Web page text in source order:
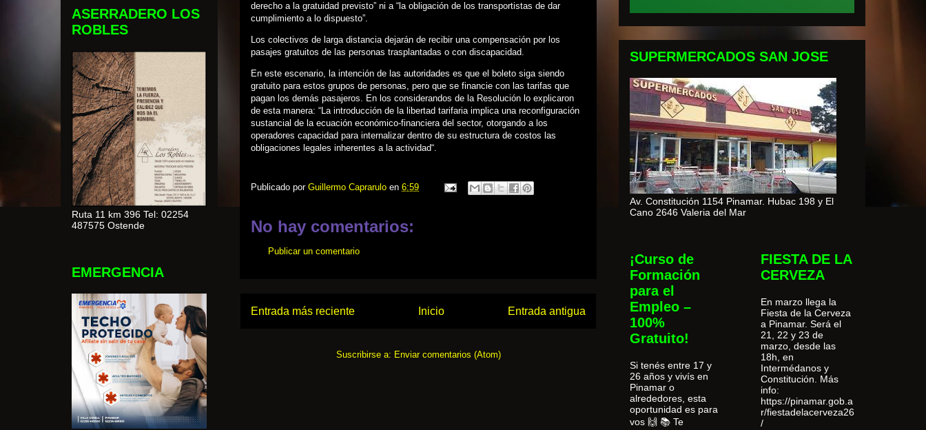
derecho a la gratuidad previsto” ni a “la obligación de los transportistas de dar
cumplimiento a lo dispuesto”.
Los colectivos de larga distancia dejarán de recibir una compensación por los
pasajes gratuitos de las personas trasplantadas o con discapacidad.
En este escenario, la intención de las autoridades es que el boleto siga siendo
gratuito para estos grupos de personas, pero que se financie con las tarifas que
pagan los demás pasajeros. En los considerandos de la Resolución lo explicaron
de esta manera: “La introducción de la libertad tarifaria implica una reconfiguración
sustancial de la ecuación económico-financiera del sector, otorgando a los
operadores capacidad para internalizar dentro de su estructura de costos las
obligaciones legales inherentes a la actividad“.
Publicado por Guillermo Caprarulo en 6:59
No hay comentarios:
Publicar un comentario
Entrada más reciente Entrada antigua
Inicio
Suscribirse a: Enviar comentarios (Atom)
ASERRADERO LOS
ROBLES
Ruta 11 km 396 Tel: 02254
487575 Ostende
EMERGENCIA
SUPERMERCADOS SAN JOSE
Av. Constitución 1154 Pinamar. Hubac 198 y El
Cano 2646 Valeria del Mar
¡Curso de
Formación
para el
Empleo –
100%
Gratuito!
Si tenés entre 17 y
26 años y vivís en
Pinamar o
alrededores, esta
oportunidad es para
vos 🙌 📚 Te
FIESTA DE LA
CERVEZA
En marzo llega la
Fiesta de la Cerveza
a Pinamar. Será el
21, 22 y 23 de
marzo, desde las
18h, en
Intermédanos y
Constitución. Más
info:
https://pinamar.gob.a
r/fiestadelacerveza26
/